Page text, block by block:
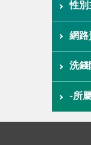
性別
網路
洗錢
-所